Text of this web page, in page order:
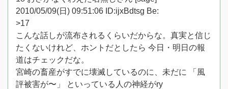
2010/05/09(日) 09:51:06 ID:ijxBdtsg Be:
>17
こんな話しが流布されるくらいだからな。真実と信じ
たくないけれど、ホントだとしたら 今日・明日の報
道はチェックだな。
宮崎の畜産がすでに壊滅しているのに、未だに 「風
評被害が〜」 といっている人の神経がry